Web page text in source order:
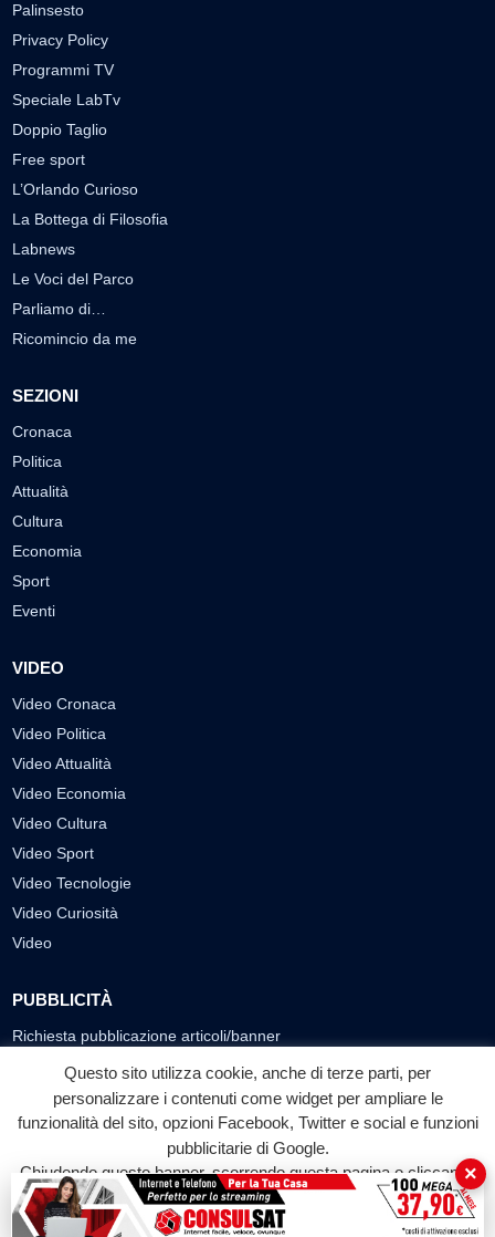
Palinsesto
Privacy Policy
Programmi TV
Speciale LabTv
Doppio Taglio
Free sport
L’Orlando Curioso
La Bottega di Filosofia
Labnews
Le Voci del Parco
Parliamo di…
Ricomincio da me
SEZIONI
Cronaca
Politica
Attualità
Cultura
Economia
Sport
Eventi
VIDEO
Video Cronaca
Video Politica
Video Attualità
Video Economia
Video Cultura
Video Sport
Video Tecnologie
Video Curiosità
Video
PUBBLICITÀ
Richiesta pubblicazione articoli/banner
SEGUICI SUI SOCIAL
f
Facebook
◎ ▶
YouTube
© 2026 LABTV - Tutti i diritti riservati
Questo sito utilizza cookie, anche di terze parti, per
personalizzare i contenuti come widget per ampliare le
funzionalità del sito, opzioni Facebook, Twitter e social e funzioni
pubblicitarie di Google.
Chiudendo questo banner, scorrendo questa pagina o cliccando
su qualunque suo elemento acconsenti all'uso dei cookie.
Accetta
×